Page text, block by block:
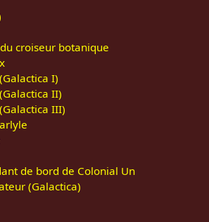
croiseur botanique
I)
II)
III)
de bord de Colonial Un
(Galactica)